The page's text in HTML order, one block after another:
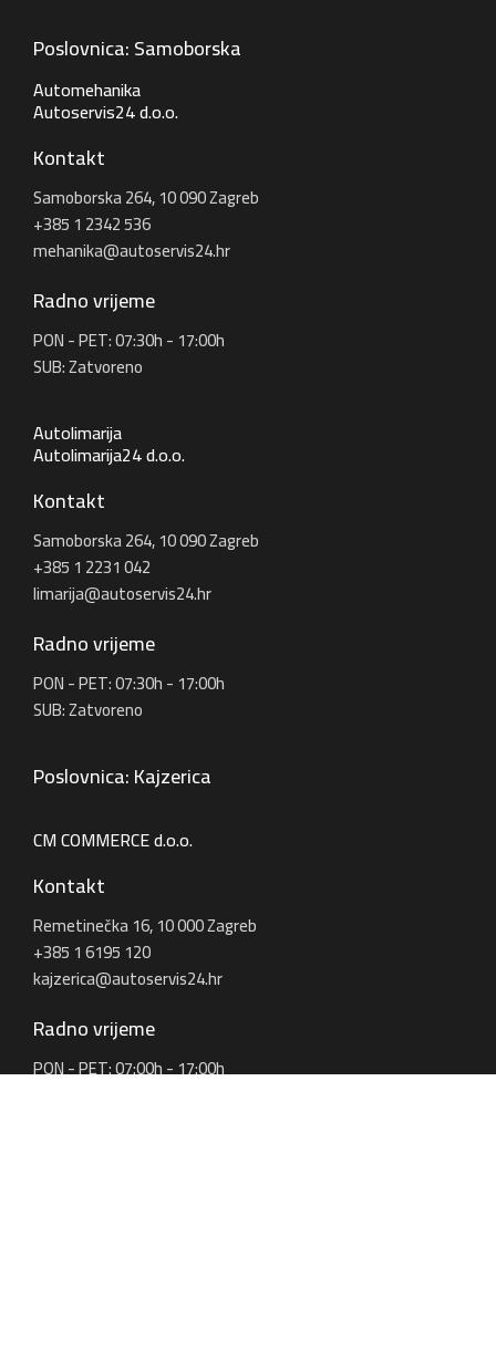
Poslovnica: Samoborska
Automehanika
Autoservis24 d.o.o.
Kontakt
Samoborska 264, 10 090 Zagreb
+385 1 2342 536
mehanika@autoservis24.hr
Radno vrijeme
PON - PET: 07:30h - 17:00h
SUB: Zatvoreno
Autolimarija
Autolimarija24 d.o.o.
Kontakt
Samoborska 264, 10 090 Zagreb
+385 1 2231 042
limarija@autoservis24.hr
Radno vrijeme
PON - PET: 07:30h - 17:00h
SUB: Zatvoreno
Poslovnica: Kajzerica
CM COMMERCE d.o.o.
Kontakt
Remetinečka 16, 10 000 Zagreb
+385 1 6195 120
kajzerica@autoservis24.hr
Radno vrijeme
PON - PET: 07:00h - 17:00h